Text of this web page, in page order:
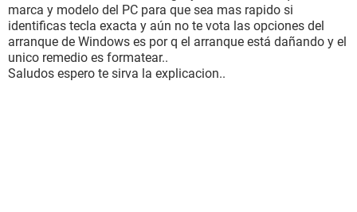
marca y modelo del PC para que sea mas rapido si
identificas tecla exacta y aún no te vota las opciones del
arranque de Windows es por q el arranque está dañando y el
unico remedio es formatear..
Saludos espero te sirva la explicacion..